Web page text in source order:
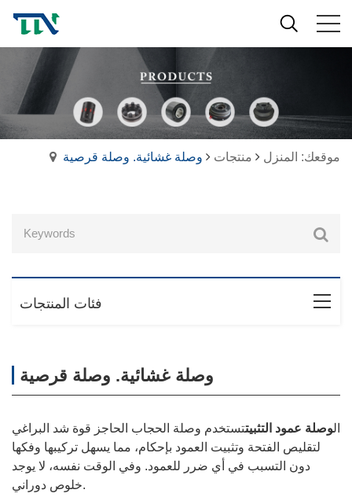
موقعك: المنزل منتجات وصلة غشائية. وصلة قرصية
فئات المنتجات
وصلة غشائية. وصلة قرصية
الوصلة عمود التثبيتتستخدم وصلة الحجاب الحاجز قوة شد البراغي
لتقليص الفتحة وتثبيت العمود بإحكام، مما يسهل تركيبها وفكها
دون التسبب في أي ضرر للعمود. وفي الوقت نفسه، لا يوجد
خلوص دوراني.